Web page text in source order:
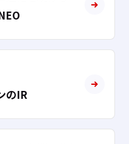
案内
日
for desknet’s』の導入
のIR